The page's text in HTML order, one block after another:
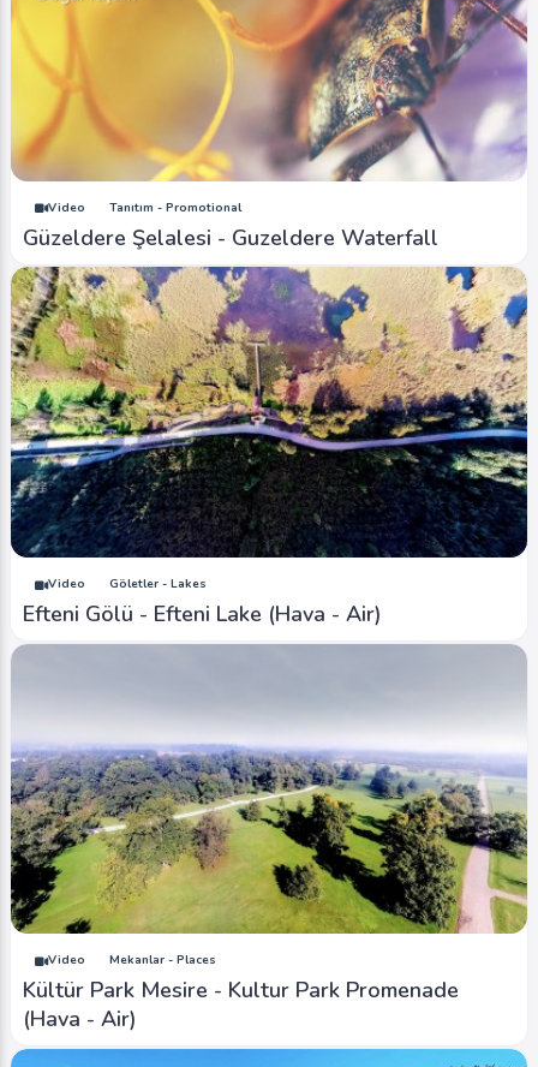
0 4432 0
Video Tanıtım - Promotional
Güzeldere Şelalesi - Guzeldere Waterfall
Video Göletler - Lakes
Efteni Gölü - Efteni Lake (Hava - Air)
Video Mekanlar - Places
Kültür Park Mesire - Kultur Park Promenade
(Hava - Air)